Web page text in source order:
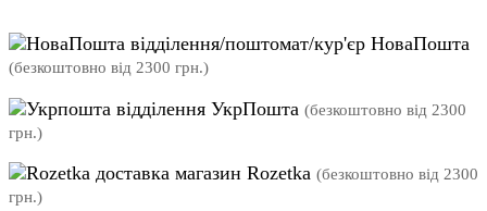
відділення/поштомат/кур'єр НоваПошта
(безкоштовно від 2300 грн.)
відділення УкрПошта (безкоштовно від 2300
грн.)
магазин Rozetka (безкоштовно від 2300
грн.)